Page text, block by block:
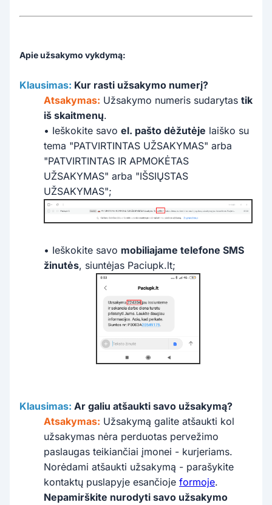
Apie užsakymo vykdymą:
Klausimas: Kur rasti užsakymo numerį?
Atsakymas: Užsakymo numeris sudarytas tik
iš skaitmenų.
• Ieškokite savo el. pašto dėžutėje laiško su
tema "PATVIRTINTAS UŽSAKYMAS" arba
"PATVIRTINTAS IR APMOKĖTAS
UŽSAKYMAS" arba "IŠSIŲSTAS
UŽSAKYMAS";
• Ieškokite savo mobiliajame telefone SMS
žinutės, siuntėjas Paciupk.lt;
Klausimas: Ar galiu atšaukti savo užsakymą?
Atsakymas: Užsakymą galite atšaukti kol
užsakymas nėra perduotas pervežimo
paslaugas teikiančiai įmonei - kurjeriams.
Norėdami atšaukti užsakymą - parašykite
kontaktų puslapyje esančioje formoje.
Nepamirškite nurodyti savo užsakymo